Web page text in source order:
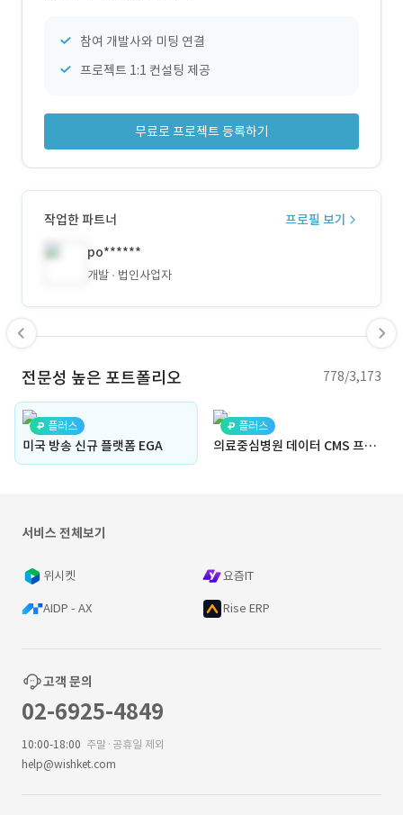
참여 개발사와 미팅 연결
프로젝트 1:1 컨설팅 제공
무료로 프로젝트 등록하기
작업한 파트너
프로필 보기
po******
개발 법인사업자
전문성 높은 포트폴리오 778/3,173
플러스
미국 방송 신규 플랫폼 EGA
플러스
의료중심병원 데이터 CMS 프로그램
서비스 전체보기
위시켓 요즘IT
AIDP - AX Rise ERP
고객 문의
02-6925-4849
10:00-18:00 주말·공휴일 제외
help@wishket.com